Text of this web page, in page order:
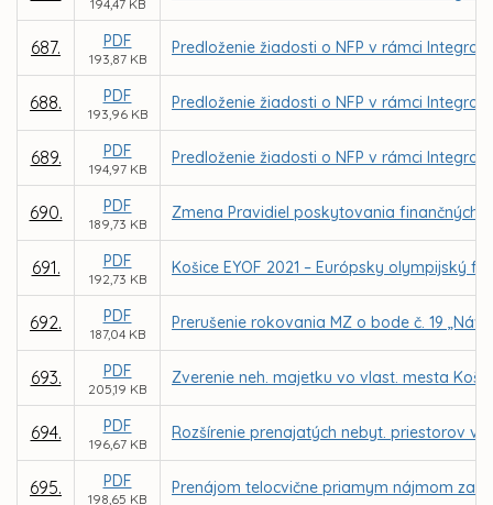
194,47 KB
687. PDF
193,87 KB
Predloženie žiadosti o NFP v rámci
688. PDF
193,96 KB
Predloženie žiadosti o NFP v rámci
689. PDF
194,97 KB
Predloženie žiadosti o NFP v rámci
690. PDF
189,73 KB
Zmena Pravidiel poskytovania finančných
691. PDF
192,73 KB
Košice EYOF 2021 – Európsky olympijský
692. PDF
187,04 KB
Prerušenie rokovania MZ o bode č. 19
693. PDF
205,19 KB
Zverenie neh. majetku vo vlast. mesta
694. PDF
196,67 KB
Rozšírenie prenajatých nebyt. priestorov v
695. PDF
198,65 KB
Prenájom telocvične priamym nájmom za